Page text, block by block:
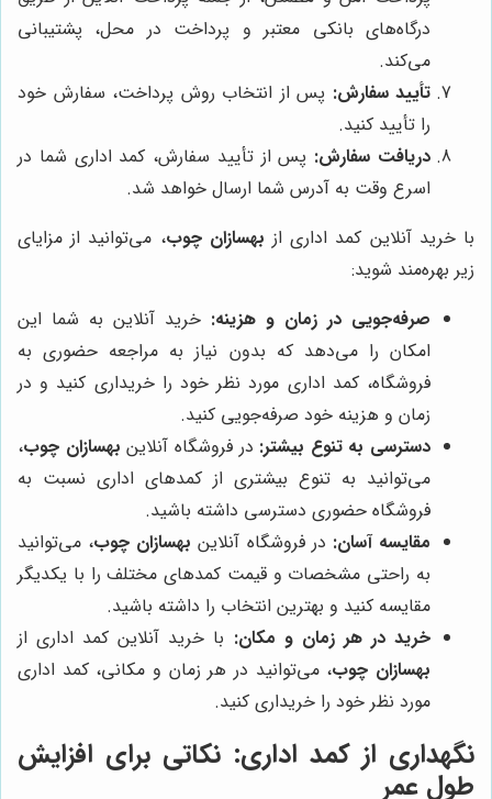
درگاه‌های بانکی معتبر و پرداخت در محل، پشتیبانی
می‌کند.
تأیید سفارش: پس از انتخاب روش پرداخت، سفارش خود
را تأیید کنید.
دریافت سفارش: پس از تأیید سفارش، کمد اداری شما در
اسرع وقت به آدرس شما ارسال خواهد شد.
با خرید آنلاین کمد اداری از بهسازان چوب، می‌توانید از مزایای
زیر بهره‌مند شوید:
صرفه‌جویی در زمان و هزینه: خرید آنلاین به شما این
امکان را می‌دهد که بدون نیاز به مراجعه حضوری به
فروشگاه، کمد اداری مورد نظر خود را خریداری کنید و در
زمان و هزینه خود صرفه‌جویی کنید.
دسترسی به تنوع بیشتر: در فروشگاه آنلاین بهسازان چوب،
می‌توانید به تنوع بیشتری از کمدهای اداری نسبت به
فروشگاه حضوری دسترسی داشته باشید.
مقایسه آسان: در فروشگاه آنلاین بهسازان چوب، می‌توانید
به راحتی مشخصات و قیمت کمدهای مختلف را با یکدیگر
مقایسه کنید و بهترین انتخاب را داشته باشید.
خرید در هر زمان و مکان: با خرید آنلاین کمد اداری از
بهسازان چوب، می‌توانید در هر زمان و مکانی، کمد اداری
مورد نظر خود را خریداری کنید.
نگهداری از کمد اداری: نکاتی برای افزایش
طول عمر